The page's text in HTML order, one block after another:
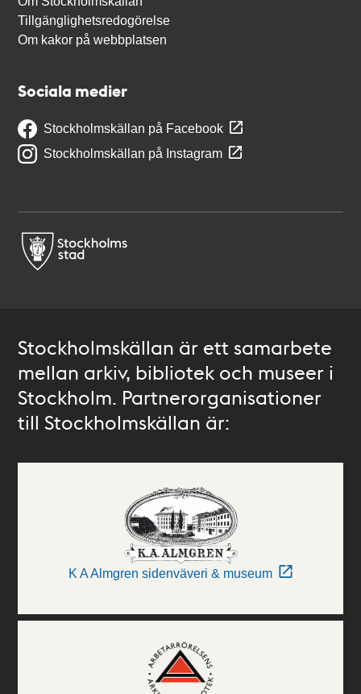
Tillgänglighetsredogörelse
Om kakor på webbplatsen
Sociala medier
Stockholmskällan på Facebook
Stockholmskällan på Instagram
Stockholmskällan är ett samarbete
mellan arkiv, bibliotek och museer i
Stockholm. Partnerorganisationer
till Stockholmskällan är:
K A Almgren sidenväveri & museum